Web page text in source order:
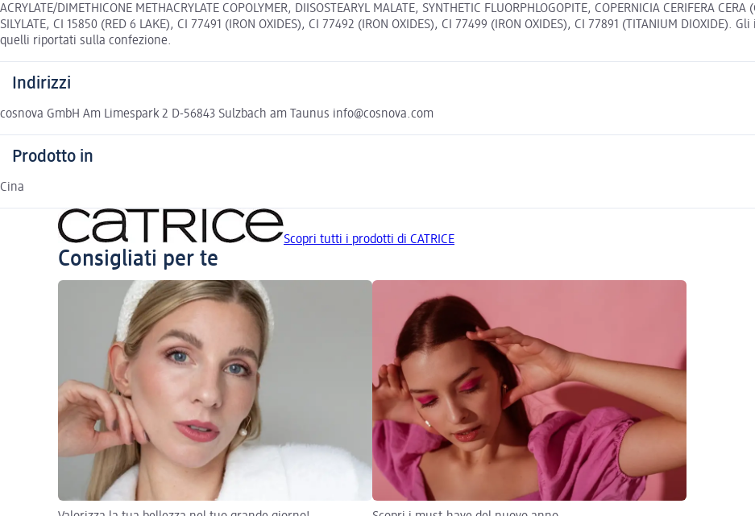
ACRYLATE/DIMETHICONE METHACRYLATE COPOLYMER, DIISOSTEARYL MALATE, SYNTHETIC FLUORPHLOGOPITE, COPERNICIA CERIFERA
SILYLATE, CI 15850 (RED 6 LAKE), CI 77491 (IRON OXIDES), CI 77492 (IRON OXIDES), CI 77499 (IRON OXIDES), CI 77891 (TITANIUM
quelli riportati sulla confezione.
Indirizzi
cosnova GmbH Am Limespark 2 D-56843 Sulzbach am Taunus info@cosnova.com
Prodotto in
Cina
Scopri tutti i prodotti di CATRICE
Consigliati per te